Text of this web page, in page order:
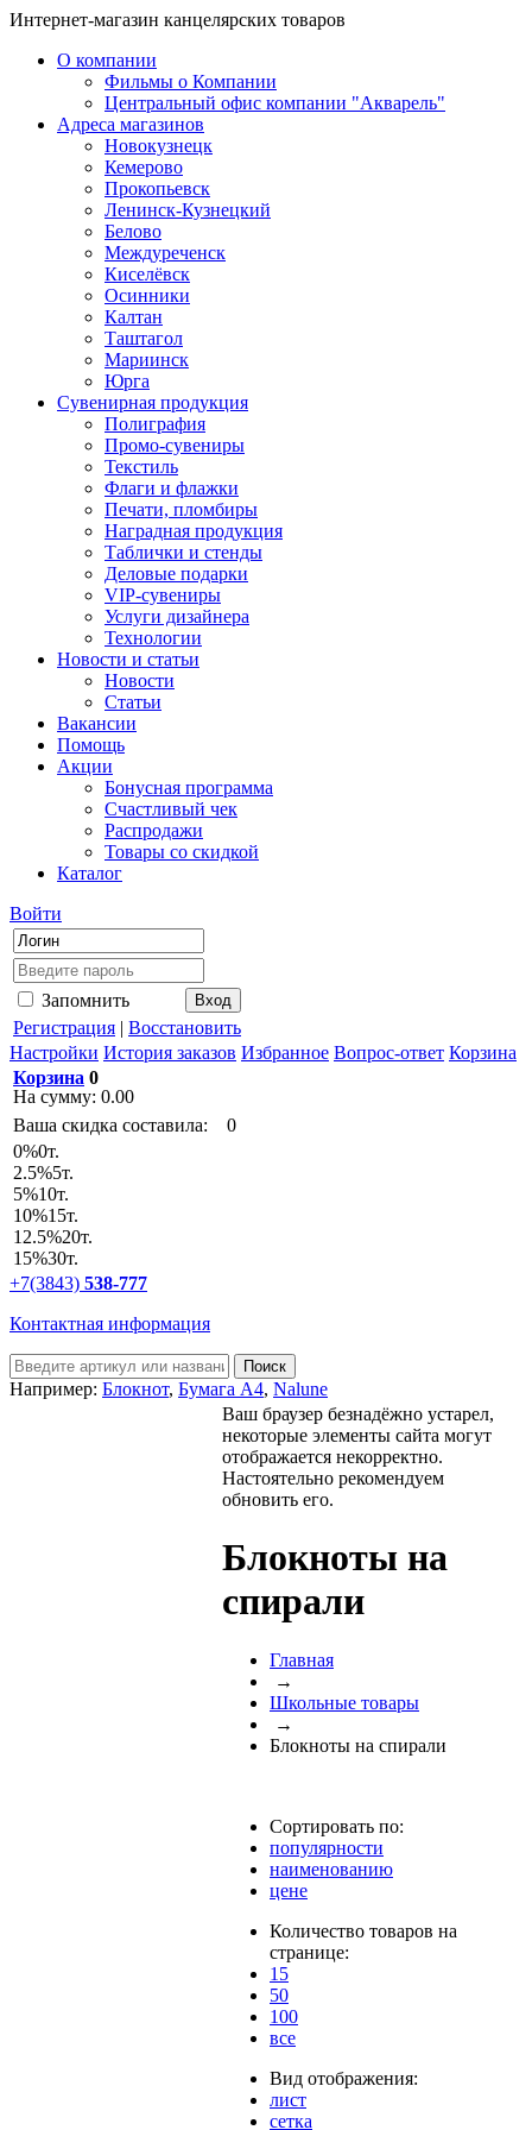
Интернет-магазин канцелярских товаров
О компании
Фильмы о Компании
Центральный офис компании "Акварель"
Адреса магазинов
Новокузнецк
Кемерово
Прокопьевск
Ленинск-Кузнецкий
Белово
Междуреченск
Киселёвск
Осинники
Калтан
Таштагол
Мариинск
Юрга
Сувенирная продукция
Полиграфия
Промо-сувениры
Текстиль
Флаги и флажки
Печати, пломбиры
Наградная продукция
Таблички и стенды
Деловые подарки
VIP-сувениры
Услуги дизайнера
Технологии
Новости и статьи
Новости
Статьи
Вакансии
Помощь
Акции
Бонусная программа
Счастливый чек
Распродажи
Товары со скидкой
Каталог
Войти
Запомнить
Регистрация | Восстановить
Настройки История заказов Избранное Вопрос-ответ Корзина
Корзина 0
На сумму: 0.00
Ваша скидка составила:
0
0%0т.
2.5%5т.
5%10т.
10%15т.
12.5%20т.
15%30т.
+7(3843) 538-777
Контактная информация
Например: Блокнот, Бумага А4, Nalune
Ваш браузер безнадёжно устарел,
некоторые элементы сайта могут
отображается некорректно.
Настоятельно рекомендуем
обновить его.
Блокноты на
спирали
Главная
→
Школьные товары
→
Блокноты на спирали
Сортировать по:
популярности
наименованию
цене
Количество товаров на
странице:
15
50
100
все
Вид отображения:
лист
сетка